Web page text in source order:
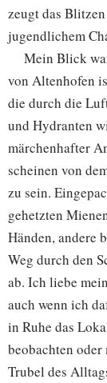
zeugt das
jugendlichem
Mein Blick
von Altenhofen
die durch die
und Hydranten
märchenhafter
scheinen von
zu sein.
gehetzten
Händen, andere
Weg durch den
ab. Ich liebe
auch wenn ich
in Ruhe das
beobachten
Trubel des